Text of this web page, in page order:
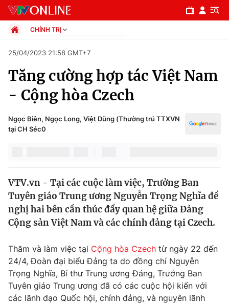
Chuyên mục
Chính trị
Xã hội
Y tế
Thế giới
Thế giới đó đây
Câu chuyện quốc tế
Kinh tế
Tài chính
Thị trường
Dữ liệu và đời sống
CHÍNH TRỊ
Xã hội
Pháp luật
Kinh tế
Thể thao
Văn hóa - Giải trí
Giáo dục
25/04/2023 21:58 GMT+7
Tăng cường hợp tác Việt Nam
- Cộng hòa Czech
Ngọc Biên, Ngọc Long, Việt Dũng (Thường trú TTXVN
tại CH Séc0
VTV.vn - Tại các cuộc làm việc, Trưởng Ban
Tuyên giáo Trung ương Nguyễn Trọng Nghĩa đề
nghị hai bên cần thúc đẩy quan hệ giữa Đảng
Cộng sản Việt Nam và các chính đảng tại Czech.
Thăm và làm việc tại Cộng hòa Czech từ ngày 22 đến
24/4, Đoàn đại biểu Đảng ta do đồng chí Nguyễn
Trọng Nghĩa, Bí thư Trung ương Đảng, Trưởng Ban
Tuyên giáo Trung ương đã có các cuộc hội kiến với
các lãnh đạo Quốc hội, chính đảng, và nguyên lãnh